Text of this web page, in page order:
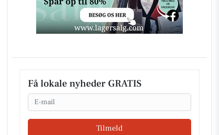
Få lokale nyheder GRATIS
Email
Tilmeld